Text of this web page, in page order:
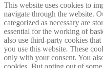
This website uses cookies to
navigate through the website.
categorized as necessary are
essential for the working of
also use third-party cookies
you use this website. These
only with your consent. You
cookies. But opting out of